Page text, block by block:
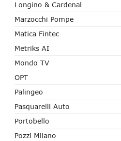
Longino & Cardenal
Marzocchi Pompe
Matica Fintec
Metriks AI
Mondo TV
OPT
Palingeo
Pasquarelli Auto
Portobello
Pozzi Milano